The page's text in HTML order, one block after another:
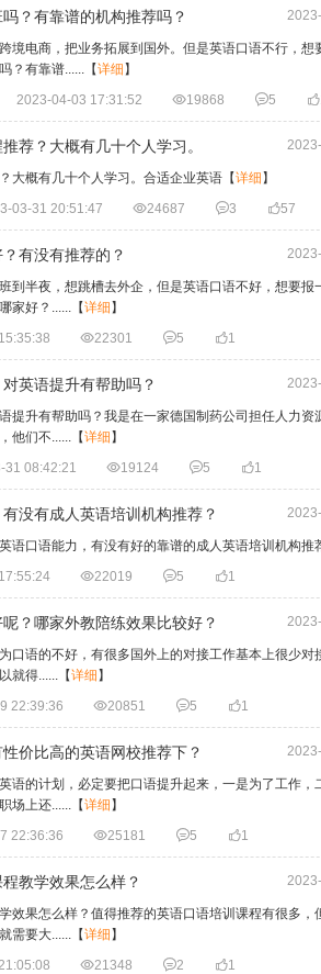
？有靠谱的机构推荐吗？
境电商，把业务拓展到国外。但是英语口语不行，想
？有靠谱...... 【详细 】
2023-04-03 17:31:52 19868 5 
荐？大概有几十个人学习。
大概有几十个人学习。合适企业英语 【详细 】
03-31 20:51:47 24687 3 57
有没有推荐的？
到半夜，想跳槽去外企，但是英语口语不好，想要报
家好？...... 【详细 】
22301 5 1
英语提升有帮助吗？
提升有帮助吗？我是在一家德国制药公司担任人力资
他们不...... 【详细 】
31 08:42:21 19124 5 1
没有成人英语培训机构推荐？
语口语能力，有没有好的靠谱的成人英语培训机构推
22019 5 1
？哪家外教陪练效果比较好？
口语的不好，有很多国外上的对接工作基本上很少对
就得...... 【详细 】
22:39:36 20851 5 1
价比高的英语网校推荐下？
语的计划，必定要把口语提升起来，一是为了工作，
场上还...... 【详细 】
22:36:36 25181 5 1
教学效果怎么样？
效果怎么样？值得推荐的英语口语培训课程有很多，
需要大...... 【详细 】
21348 2 1